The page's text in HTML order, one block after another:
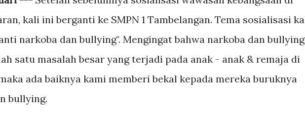
kali ini berganti ke SMPN 1 Tambelangan. Tema sosialisasi
narkoba dan bullying". Mengingat bahwa narkoba dan bullying
satu masalah besar yang terjadi pada anak - anak & remaja di
ada baiknya kami memberi bekal kepada mereka buruknya
bullying.